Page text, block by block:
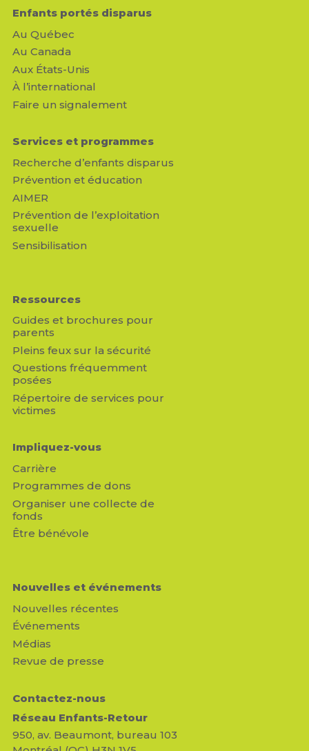
Enfants portés disparus
Au Québec
Au Canada
Aux États-Unis
À l’international
Faire un signalement
Services et programmes
Recherche d’enfants disparus
Prévention et éducation
AIMER
Prévention de l’exploitation
sexuelle
Sensibilisation
Ressources
Guides et brochures pour
parents
Pleins feux sur la sécurité
Questions fréquemment
posées
Répertoire de services pour
victimes
Impliquez-vous
Carrière
Programmes de dons
Organiser une collecte de
fonds
Être bénévole
Nouvelles et événements
Nouvelles récentes
Événements
Médias
Revue de presse
Contactez-nous
Réseau Enfants-Retour
950, av. Beaumont, bureau 103